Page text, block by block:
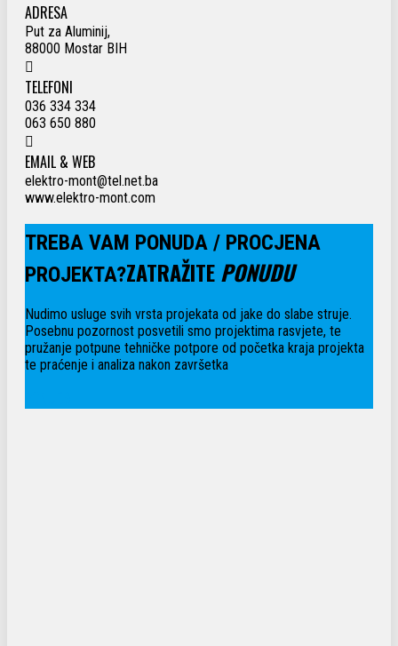
ADRESA
Put za Aluminij,
88000 Mostar BIH
TELEFONI
036 334 334
063 650 880
EMAIL & WEB
elektro-mont@tel.net.ba
www.elektro-mont.com
TREBA VAM PONUDA / PROCJENA
PROJEKTA?ZATRAŽITEPONUDU
Nudimo usluge svih vrsta projekata od jake do slabe struje.
Posebnu pozornost posvetili smo projektima rasvjete, te
pružanje potpune tehničke potpore od početka kraja projekta
te praćenje i analiza nakon završetka